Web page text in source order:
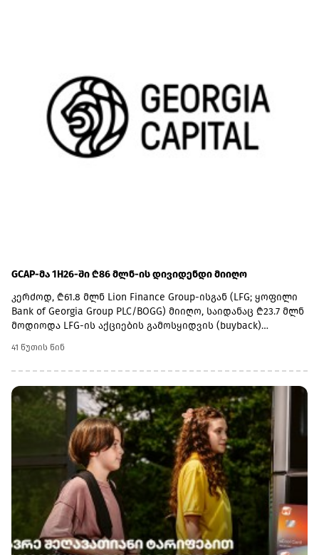
GCAP-მა 1H26-ში ₾86 მლნ-ის დივიდენდი მიიღო
კერძოდ, ₾61.8 მლნ Lion Finance Group-ისგან (LFG; ყოფილი
Bank of Georgia Group PLC/BOGG) მიიღო, საიდანაც ₾23.7 მლნ
მოდიოდა LFG-ის აქციების გამოსყიდვის (buyback)
(სააფთიაქო) ბიზნესისგან, რომელიც გეფას ქოლგის ქვეშ
ფარმადეპოს და ჯიპისის აფთიაქს აერთიანებს; ₾11.6 მლნ-
ის დივიდენდი ქონებისა და ზიანის დაზღვევის (P&C
insurance) ბიზნესისგან მიიღო, ხოლო ₾1 მლნ კი
ავტოსერვისის ბიზნესისგან.უშუალოდ 2Q26-ში კი GCAP-მა
პორტფელში შემავალი კომპანიებისგან ₾46.7 მლნ-ის
დივიდენდური შემოსავალი მიიღო, აქედან ₾27.6 მლნ LFG-
სგან მიიღო, საიდანაც ₾18.3 მლნ 1Q26-ში დარიცხულ
შუალედურ დივიდენდს წარმოადგენდა (ex-dividend date —
2026 წლის ივნისი, გადახდა — 2026 წლის ივლისი), ხოლო 9.3
მლნ ლარი - 2Q26-ის buyback დივიდენდს;სააფთიაქო და
ავტოსერვისის ბიზნესისგან GCAP-ს პირველ კვარტალში
დივიდენდი არ აუღია, ხოლო 2Q26-ში დაზღვევის
ბიზნესისგან ₾6.3 მლნ მიიღო.„მოსალოდნელია ძლიერი
41 წუთის წინ